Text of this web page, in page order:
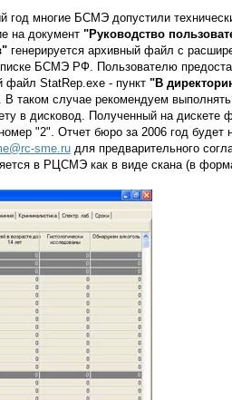
год многие БСМЭ допустили
на документ "Руководство
генерируется архивный файл с
БСМЭ РФ. Пользователю
файл StatRep.exe - пункт "В
В таком случае рекомендуем
в дисковод. Полученный на
"2". Отчет бюро за 2006 год
sme.ruдля предварительного
в РЦСМЭ как в виде скана (в